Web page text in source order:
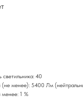
40
(не менее): 5400 Лм
менее: 1 %